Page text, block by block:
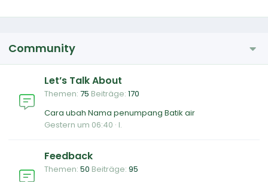
Community
Let’s Talk About
Themen 75 Beiträge 170
Cara ubah Nama penumpang Batik air
Gestern um 06:40 l.
Feedback
Themen 50 Beiträge 95